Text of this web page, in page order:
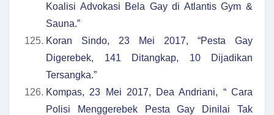
Koalisi Advokasi Bela Gay di Atlantis Gym &
Sauna.”
Koran Sindo, 23 Mei 2017, “Pesta Gay
Digerebek, 141 Ditangkap, 10 Dijadikan
Tersangka.”
Kompas, 23 Mei 2017, Dea Andriani, “ Cara
Polisi Menggerebek Pesta Gay Dinilai Tak